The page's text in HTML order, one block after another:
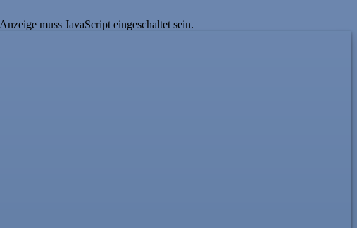
muss JavaScript eingeschaltet sein.